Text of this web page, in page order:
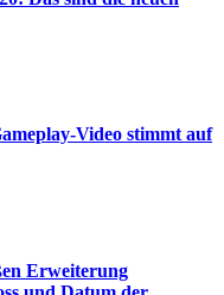
Video stimmt auf
Erweiterung